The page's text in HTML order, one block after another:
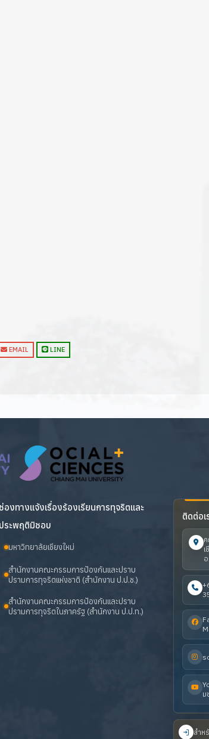
EMAIL LINE
องทางแจ้งเรื่องร้องเรียนการทุจริตและ
ประพฤติมิชอบ
มหาวิทยาลัยเชียงใหม่
สำนักงานคณะกรรมการป้องกันและปราบ
ปรามการทุจริตแห่งชาติ (สำนักงาน ป.ป.ช.)
สำนักงานคณะกรรมการป้องกันและปราบ
ปรามการทุจริตในภาครัฐ (สำนักงาน ป.ป.ท.)
ติดต่อเ
ค
ม
สำห